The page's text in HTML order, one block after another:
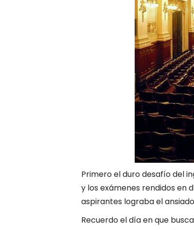
Primero el duro desafío del
y los exámenes rendidos en
aspirantes lograba el
Recuerdo el día en que